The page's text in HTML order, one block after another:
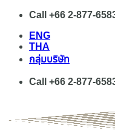
Skip
content
Call +66 2-877-
ENG
THA
กลุ่มบริษัท
Call +66 2-877-